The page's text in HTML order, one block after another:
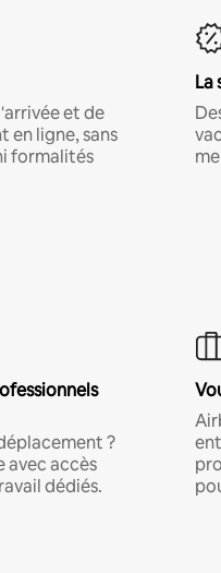
et de
en ligne, sans
formalités
La
?
avec accès
dédiés.